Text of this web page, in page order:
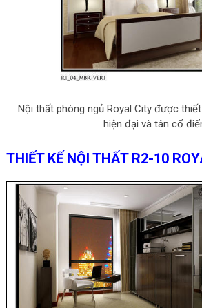
Nội thất phòng ngủ Royal City được
hiện đại và tân cổ
THIẾT KẾ NỘI THẤT R2-10